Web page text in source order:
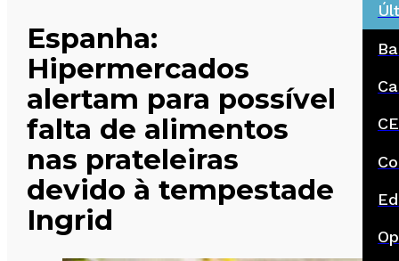
Espanha:
Hipermercados
alertam para possível
falta de alimentos
nas prateleiras
devido à tempestade
Ingrid